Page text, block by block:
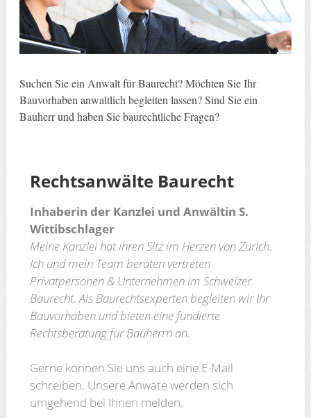
Suchen Sie ein Anwalt für Baurecht? Möchten Sie Ihr
Bauvorhaben anwaltlich begleiten lassen? Sind Sie ein
Bauherr und haben Sie baurechtliche Fragen?
RechtsanwälteBaurecht
Inhaberin der Kanzlei und Anwältin S.
Wittibschlager
Meine Kanzlei hat ihren Sitz im Herzen von Zürich.
Ich und mein Team beraten vertreten
Privatpersonen & Unternehmen im Schweizer
Baurecht. Als Baurechtsexperten begleiten wir Ihr
Bauvorhaben und bieten eine fundierte
Rechtsberatung für Bauherrn an.
Gerne können Sie uns auch eine E-Mail
schreiben. Unsere Anwäte werden sich
umgehend bei Ihnen melden.